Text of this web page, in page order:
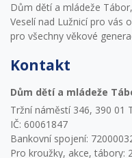
Dům dětí a mládeže
Veselí nad Lužnicí pro vás
pro všechny věkové
Kontakt
Dům dětí a mládeže
Tržní náměstí 346, 390 01
IČ: 60061847
Bankovní spojení:
Pro kroužky, akce, tábory: